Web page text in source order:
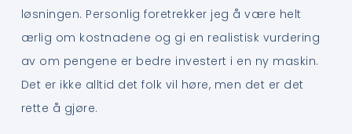
løsningen. Personlig foretrekker jeg å være helt
ærlig om kostnadene og gi en realistisk vurdering
av om pengene er bedre investert i en ny maskin.
Det er ikke alltid det folk vil høre, men det er det
rette å gjøre.